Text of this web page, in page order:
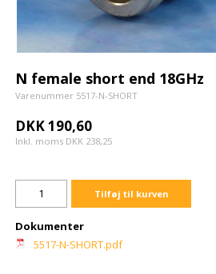
N female short end 18GHz
Varenummer 5517-N-SHORT
DKK 190,60
Inkl. moms DKK 238,25
Tilføj til kurven
Dokumenter
5517-N-SHORT.pdf